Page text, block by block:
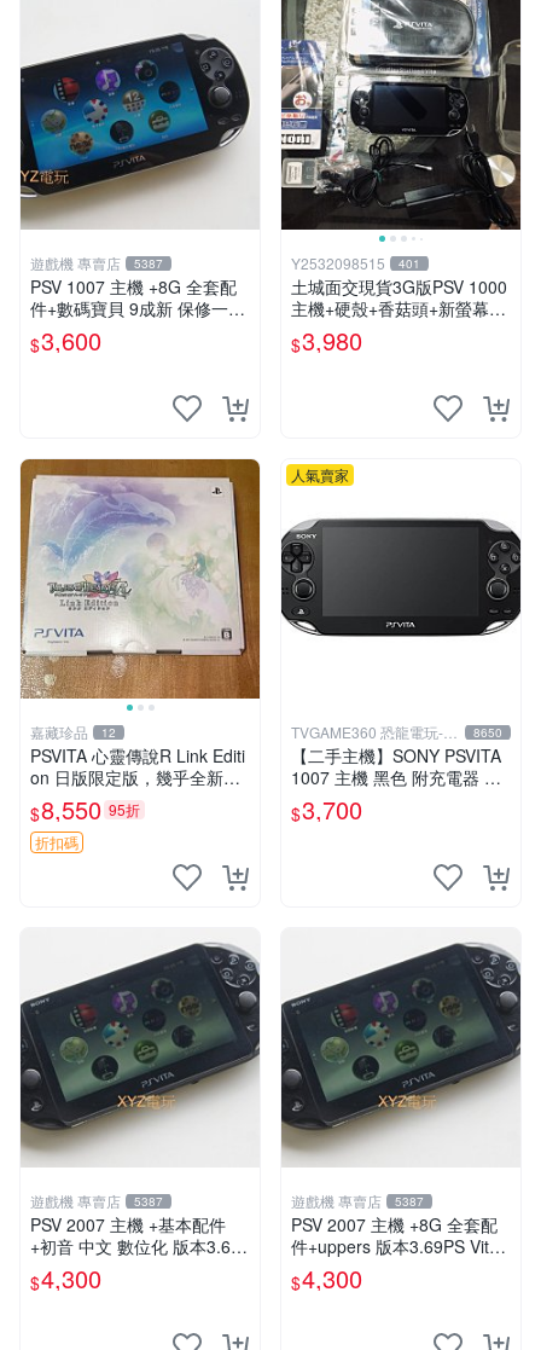
遊戲機 專賣店 5387
PSV 1007 主機 +8G 全套配
件+數碼寶貝 9成新 保修一年
品質有保障 psvita
$3,600
Y2532098515 401
土城面交現貨3G版PSV 1000
主機+硬殼+香菇頭+新螢幕玻
璃貼+初音掛繩+可改機版本8
成新 一年保修如照片所有的
$3,980
嘉藏珍品 12
PSVITA 心靈傳說R Link Editi
on 日版限定版，幾乎全新，
配件齊全，原裝包裝盒，說明
書，底座，掛件，布袋，卡都
在，游戲光盤已拆封但保存
$8,550 95折
折扣碼
人氣賣家
TVGAME360 恐龍電玩-台
中店
8650
【二手主機】SONY PSVITA
1007 主機 黑色 附充電器 US
B傳輸線 PS VITA PSV【台中
恐龍電玩】
$3,700
遊戲機 專賣店 5387
PSV 2007 主機 +基本配件
+初音 中文 數位化 版本3.69
PS Vita2007 保修一年 85成
新
$4,300
遊戲機 專賣店 5387
PSV 2007 主機 +8G 全套配
件+uppers 版本3.69PS Vita2
$4,300